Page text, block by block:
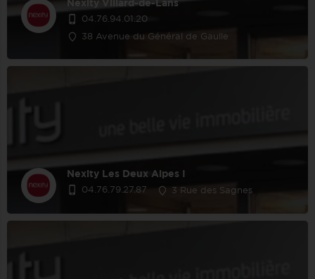
Nexity Villard-de-Lans
04.76.94.01.20
38 Avenue du Général de Gaulle
Nexity Les Deux Alpes I
04.76.79.27.87 3 Rue des Sagnes